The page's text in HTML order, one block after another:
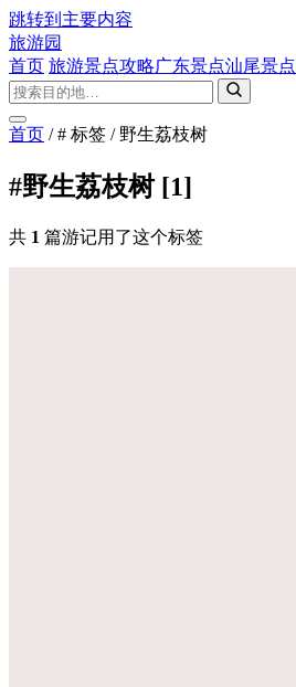
跳转到主要内容
旅游园
首页 旅游景点攻略广东景点汕尾景点
首页 / # 标签 / 野生荔枝树
#野生荔枝树 [1]
共 1 篇游记用了这个标签